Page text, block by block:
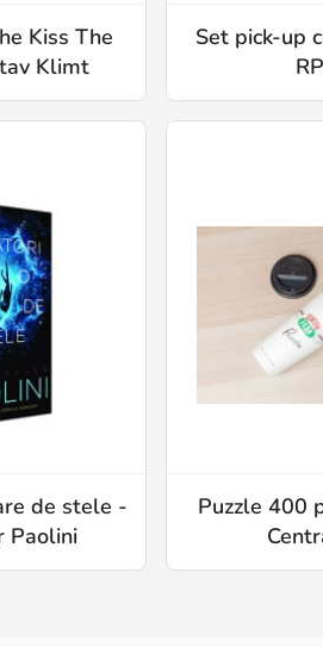
Kiss The
Klimt
Set pick-up
de stele -
Paolini
Puzzle 400